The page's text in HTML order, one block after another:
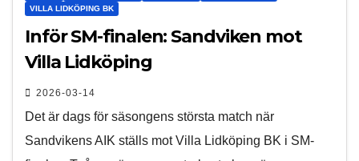
VILLA LIDKÖPING BK
Inför SM-finalen: Sandviken mot
Villa Lidköping
2026-03-14
Det är dags för säsongens största match när
Sandvikens AIK ställs mot Villa Lidköping BK i SM-